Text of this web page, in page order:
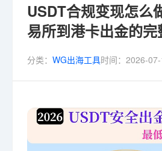
USDT合规变现怎么
易所到港卡出金的完
分类： WG出海工具时间： 2026-